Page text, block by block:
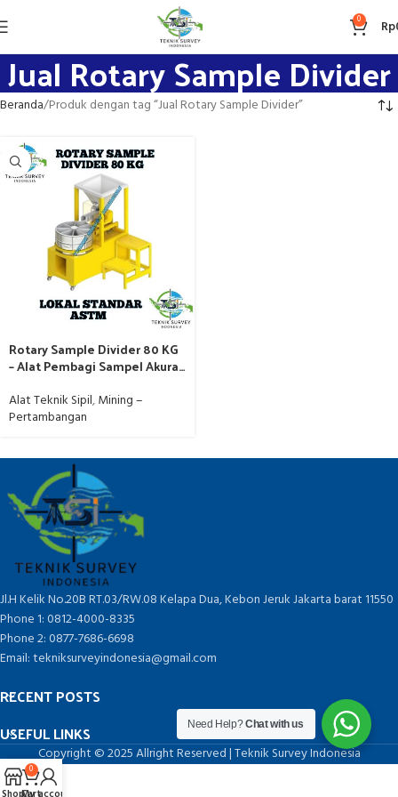
0 Rp
Jual Rotary Sample Divider
Beranda Produk dengan tag “Jual Rotary Sample Divider”
Rotary Sample Divider 80 KG
– Alat Pembagi Sampel Akurat
Laboratorium
Alat Teknik Sipil,Mining –
Pertambangan
Jl.H Kelik No.20B RT.03/RW.08 Kelapa Dua, Kebon Jeruk Jakarta barat 11550
Phone 1: 0812-4000-8335
Phone 2: 0877-7686-6698
Email: tekniksurveyindonesia@gmail.com
RECENT POSTS
USEFUL LINKS
Copyright © 2025 Allright Reserved | Teknik Survey Indonesia
Need Help?Chat with us
0